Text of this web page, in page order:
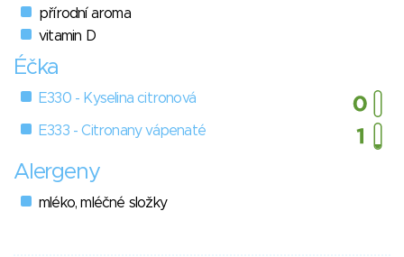
přírodní aroma
vitamin D
Éčka
E330 - Kyselina citronová
E333 - Citronany vápenaté
Alergeny
mléko, mléčné složky